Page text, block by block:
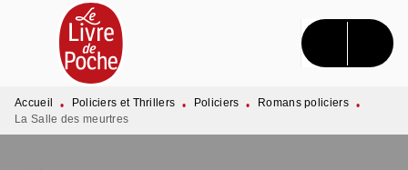
MENU RECHERCHE CONTENU
PIED DE PAGE
Accueil • Policiers et Thrillers • Policiers • Romans policiers •
La Salle des meurtres